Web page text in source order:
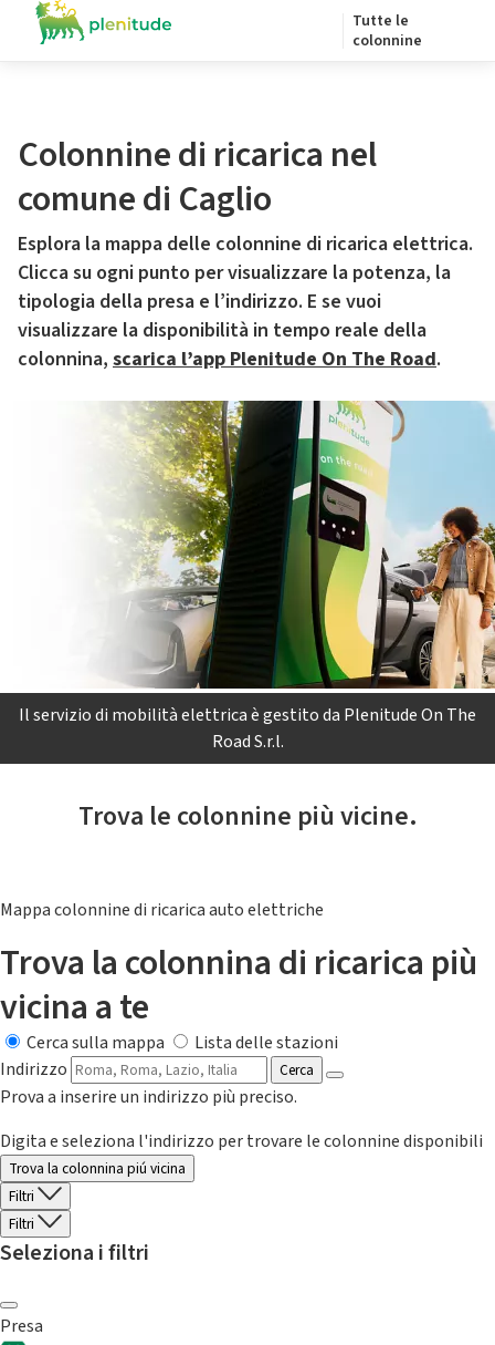
Tutte le
colonnine
Colonnine di ricarica nel
comune di Caglio
Esplora la mappa delle colonnine di ricarica elettrica.
Clicca su ogni punto per visualizzare la potenza, la
tipologia della presa e l’indirizzo. E se vuoi
visualizzare la disponibilità in tempo reale della
colonnina, scarica l’app Plenitude On The Road.
Il servizio di mobilità elettrica è gestito da Plenitude On The
Road S.r.l.
Trova le colonnine più vicine.
Mappa colonnine di ricarica auto elettriche
Trova la colonnina di ricarica più
vicina a te
Cerca sulla mappa
Lista delle stazioni
Indirizzo
Cerca
Prova a inserire un indirizzo più preciso.
Digita e seleziona l'indirizzo per trovare le colonnine disponibili
Trova la colonnina piú vicina
Filtri
Filtri
Seleziona i filtri
Presa